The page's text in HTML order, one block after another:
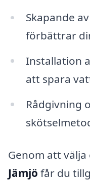
Skapande
förbättrar
Installation
att spara
Rådgivning
Genom att välja
Jämjö får du